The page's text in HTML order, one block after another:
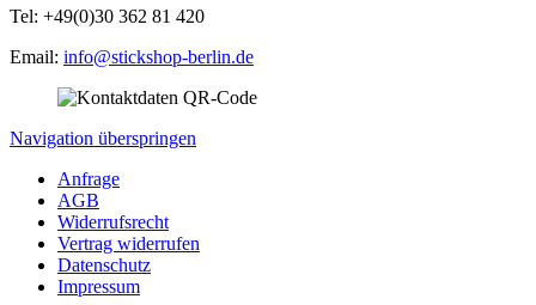
Tel: +49(0)30 362 81 420
Email: info@stickshop-berlin.de
Navigation überspringen
Anfrage
AGB
Widerrufsrecht
Vertrag widerrufen
Datenschutz
Impressum